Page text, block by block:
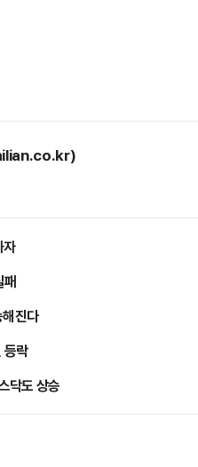
자
패
해진다
락
닥도 상승